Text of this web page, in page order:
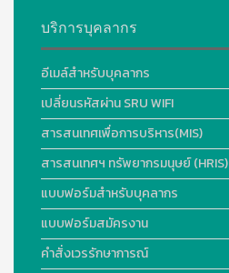
บริการบุคลากร
อีเมล์สำหรับบุคลากร
เปลี่ยนรหัสผ่าน SRU WIFI
สารสนเทศเพื่อการบริหาร(MIS)
สารสนเทศฯ ทรัพยากรมนุษย์ (HRIS)
แบบฟอร์มสำหรับบุคลากร
แบบฟอร์มสมัครงาน
คำสั่งเวรรักษาการณ์